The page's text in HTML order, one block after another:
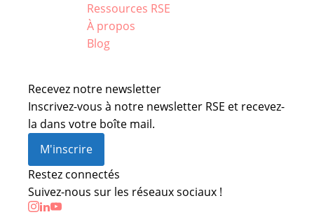
Ressources RSE
À propos
Blog
Recevez notre newsletter
Inscrivez-vous à notre newsletter RSE et recevez-
la dans votre boîte mail.
M'inscrire
Restez connectés
Suivez-nous sur les réseaux sociaux !